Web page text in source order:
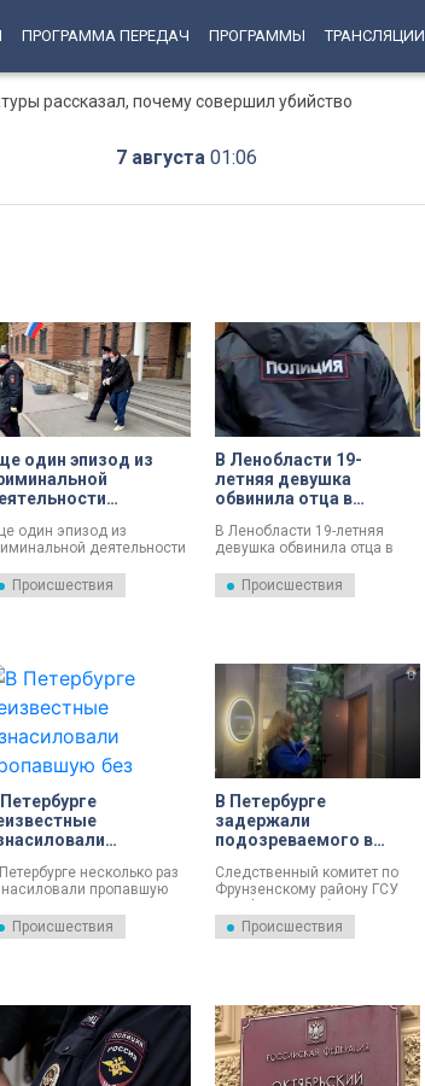
ПРОГРАММА ПЕРЕДАЧ ПРОГРАММЫ ТРАНСЛЯЦИИ
рассказал, почему совершил убийство
7 августа 01:06
один эпизод из
в Петербурге
один эпизод из
деятельности
Гафнера раскрыли
угрозыска и
Происшествия
В Ленобласти 19-
летняя девушка
обвинила отца в
В Ленобласти 19-летняя
девушка обвинила отца в
Выясняются детали
случившегося.
Происшествия
Петербурге
летнюю девушку
несколько раз
пропавшую
Ее доставили в
Происшествия
В Петербурге
задержали
подозреваемого в
на улице Салова
Следственный комитет по
Фрунзенскому району ГСУ
возбудил уголовное дело об
изнасиловании.
Происшествия